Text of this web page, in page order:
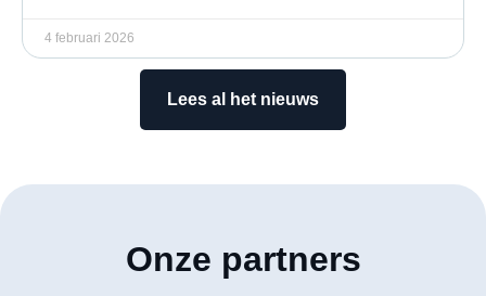
4 februari 2026
Lees al het nieuws
Onze partners